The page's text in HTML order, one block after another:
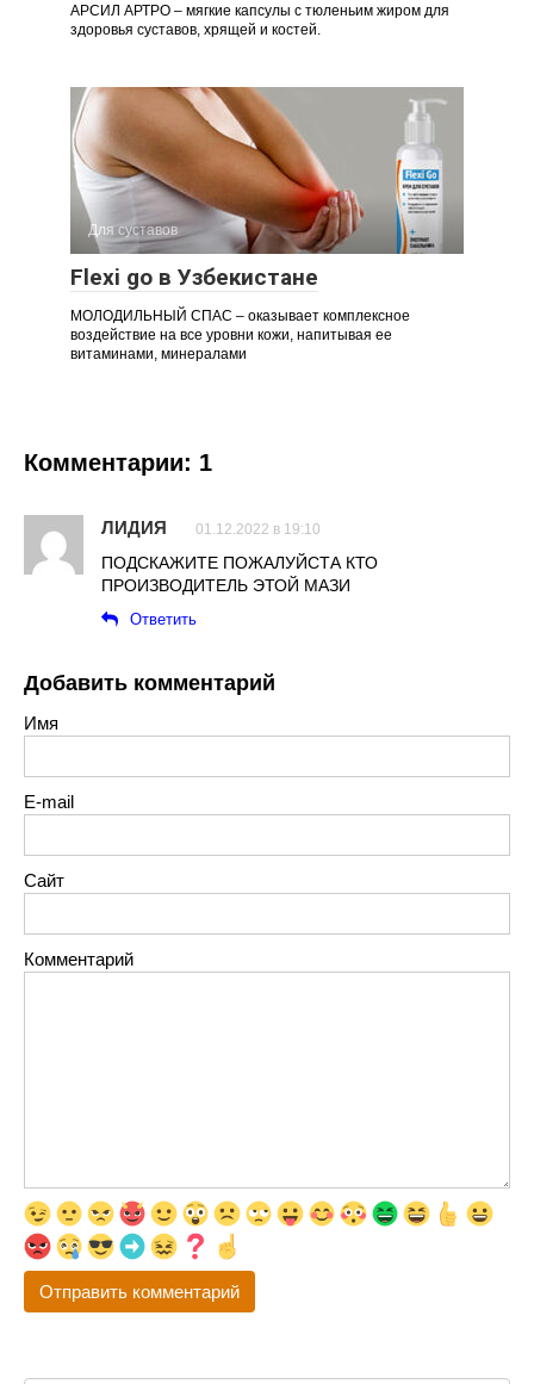
АРСИЛ АРТРО – мягкие капсулы с тюленьим жиром для
здоровья суставов, хрящей и костей.
Для суставов
Flexi go в Узбекистане
МОЛОДИЛЬНЫЙ СПАС – оказывает комплексное
воздействие на все уровни кожи, напитывая ее
витаминами, минералами
Комментарии: 1
ЛИДИЯ 01.12.2022 в 19:10
ПОДСКАЖИТЕ ПОЖАЛУЙСТА КТО
ПРОИЗВОДИТЕЛЬ ЭТОЙ МАЗИ
Ответить
Добавить комментарий
Имя
E-mail
Сайт
Комментарий